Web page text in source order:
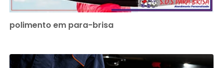
polimento em para-brisa